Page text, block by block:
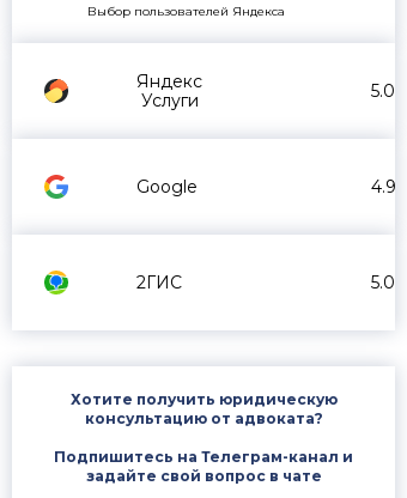
Выбор пользователей Яндекса
Яндекс
Услуги
5.0
Google 4.9
2ГИС 5.0
Хотите получить юридическую
консультацию от адвоката?
Подпишитесь на Телеграм-канал и
задайте свой вопрос в чате